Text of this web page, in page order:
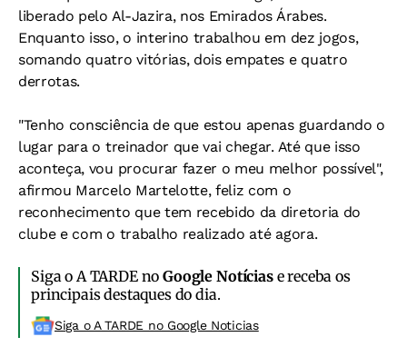
liberado pelo Al-Jazira, nos Emirados Árabes.
Enquanto isso, o interino trabalhou em dez jogos,
somando quatro vitórias, dois empates e quatro
derrotas.
"Tenho consciência de que estou apenas guardando o
lugar para o treinador que vai chegar. Até que isso
aconteça, vou procurar fazer o meu melhor possível",
afirmou Marcelo Martelotte, feliz com o
reconhecimento que tem recebido da diretoria do
clube e com o trabalho realizado até agora.
Siga o A TARDE noGoogle Notíciase receba os
principais destaques do dia.
Siga o A TARDE no Google Noticias